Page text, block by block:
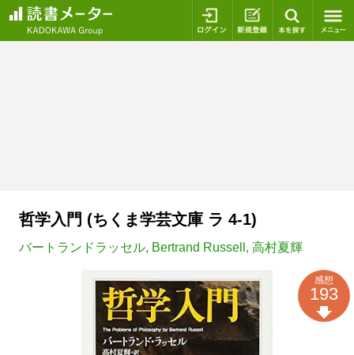
ログイン 新規登録
哲学入門 (ちくま学芸文庫 ラ 4-1)
バートランドラッセル, Bertrand Russell , 高村夏輝
感想
193